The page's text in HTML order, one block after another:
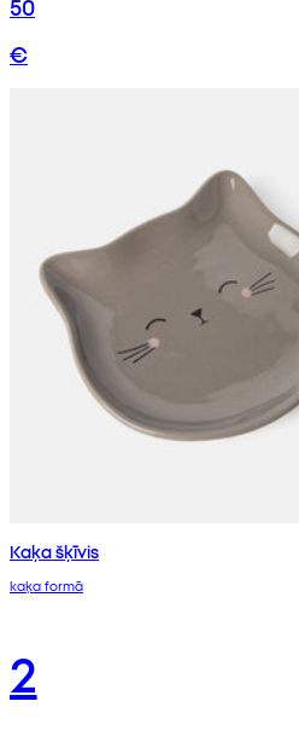
€
Kaķa šķīvis
kaķa formā
2